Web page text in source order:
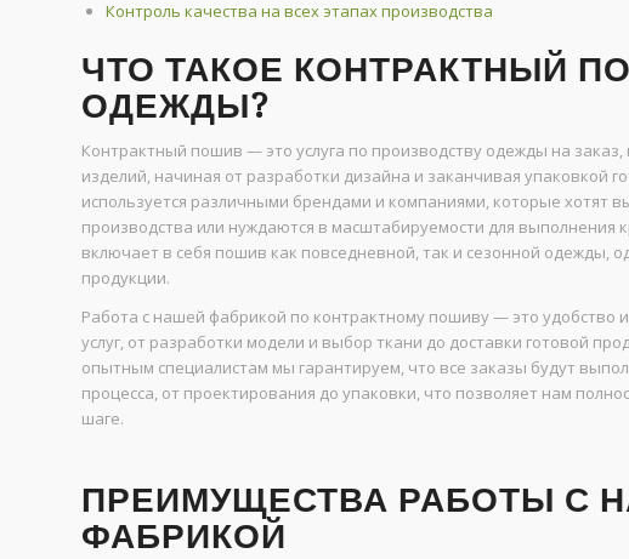
Контроль качества на всех этапах производства
ЧТО ТАКОЕ КОНТРАКТНЫЙ
ОДЕЖДЫ?
Контрактный пошив — это услуга по производству одежды на
изделий, начиная от разработки дизайна и заканчивая упаковкой
используется различными брендами и компаниями, которые хотят
производства или нуждаются в масштабируемости для
включает в себя пошив как повседневной, так и сезонной одежды,
продукции.
Работа с нашей фабрикой по контрактному пошиву — это удобство
услуг, от разработки модели и выбор ткани до доставки готовой
опытным специалистам мы гарантируем, что все заказы будут
процесса, от проектирования до упаковки, что позволяет нам
шаге.
ПРЕИМУЩЕСТВА РАБОТЫ С
ФАБРИКОЙ